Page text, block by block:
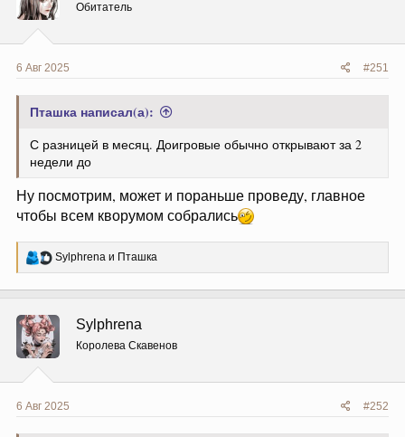
Обитатель
6 Авг 2025 #251
Пташка написал(а):
С разницей в месяц. Доигровые обычно открывают за 2
недели до
Ну посмотрим, может и пораньше проведу, главное
чтобы всем кворумом собрались
Р
е
ц
и
и
:
Sylphrena и Пташка
Sylphrena
Королева Скавенов
6 Авг 2025 #252